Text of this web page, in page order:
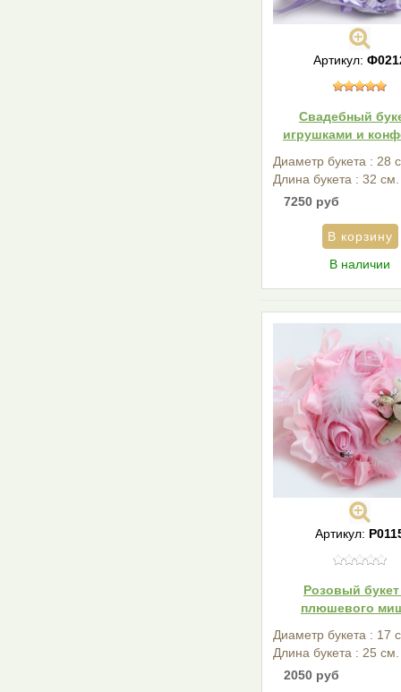
Артикул:
Свадебный
игрушками и
Диаметр букета : 28
Длина букета : 32 см.
7250 руб
В наличии
Артикул:
Розовый букет
плюшевого
Диаметр букета : 17
Длина букета : 25 см.
2050 руб